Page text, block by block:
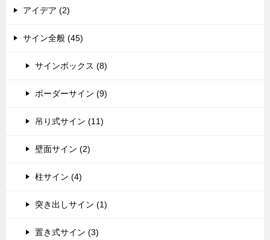
アイデア (2)
サイン全般 (45)
サインボックス (8)
ボーダーサイン (9)
吊り式サイン (11)
壁面サイン (2)
柱サイン (4)
突き出しサイン (1)
置き式サイン (3)